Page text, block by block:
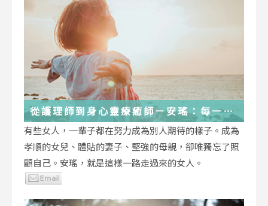
從護理師到身心靈療癒師－安瑤：每一段
低谷，都能成為重生的起點
有些女人，一輩子都在努力成為別人期待的樣子。成為
孝順的女兒、體貼的妻子、堅強的母親，卻唯獨忘了照
顧自己。安瑤，就是這樣一路走過來的女人。